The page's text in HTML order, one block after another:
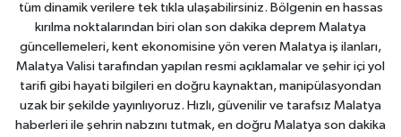
tüm dinamik verilere tek tıkla ulaşabilirsiniz. Bölgenin en hassas
kırılma noktalarından biri olan son dakika deprem Malatya
güncellemeleri, kent ekonomisine yön veren Malatya iş ilanları,
Malatya Valisi tarafından yapılan resmi açıklamalar ve şehir içi yol
tarifi gibi hayati bilgileri en doğru kaynaktan, manipülasyondan
uzak bir şekilde yayınlıyoruz. Hızlı, güvenilir ve tarafsız Malatya
haberleri ile şehrin nabzını tutmak, en doğru Malatya son dakika